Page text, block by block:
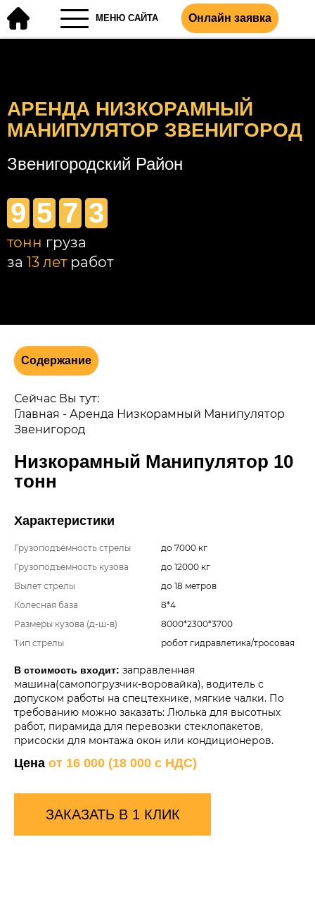
МЕНЮ САЙТА Онлайн заявка
АРЕНДА НИЗКОРАМНЫЙ
МАНИПУЛЯТОР ЗВЕНИГОРОД
Звенигородский Район
9 5 7 3
тонн груза
за 13 летработ
Содержание
Сейчас Вы тут:
Главная - Аренда Низкорамный Манипулятор
Звенигород
Низкорамный Манипулятор 10
тонн
Характеристики
Грузоподъёмность стрелы
до 7000 кг
Грузоподъемность кузова
до 12000 кг
Вылет стрелы
до 18 метров
Колесная база
8*4
Размеры кузова (д-ш-в)
8000*2300*3700
Тип стрелы
робот гидравлетика/тросовая
В стоимость входит: заправленная
машина(самопогрузчик-воровайка), водитель с
допуском работы на спецтехнике, мягкие чалки. По
требованию можно заказать: Люлька для высотных
работ, пирамида для перевозки стеклопакетов,
присоски для монтажа окон или кондиционеров.
Цена от 16 000 (18 000 с НДС)
ЗАКАЗАТЬ В 1 КЛИК